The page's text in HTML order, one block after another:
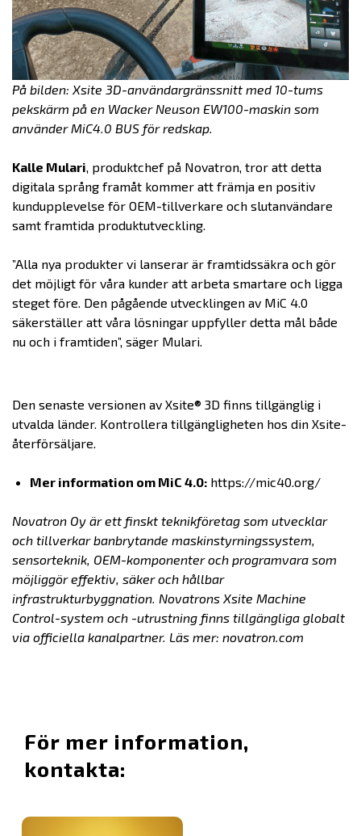
På bilden: Xsite 3D-användargränssnitt med 10-tums
pekskärm på en Wacker Neuson EW100-maskin som
använder MiC4.0 BUS för redskap.
Kalle Mulari, produktchef på Novatron, tror att detta
digitala språng framåt kommer att främja en positiv
kundupplevelse för OEM-tillverkare och slutanvändare
samt framtida produktutveckling.
”Alla nya produkter vi lanserar är framtidssäkra och gör
det möjligt för våra kunder att arbeta smartare och ligga
steget före. Den pågående utvecklingen av MiC 4.0
säkerställer att våra lösningar uppfyller detta mål både
nu och i framtiden”, säger Mulari.
Den senaste versionen av Xsite® 3D finns tillgänglig i
utvalda länder. Kontrollera tillgängligheten hos din Xsite-
återförsäljare.
Mer information om MiC 4.0: https://mic40.org/
Novatron Oy är ett finskt teknikföretag som utvecklar
och tillverkar banbrytande maskinstyrningssystem,
sensorteknik, OEM-komponenter och programvara som
möjliggör effektiv, säker och hållbar
infrastrukturbyggnation. Novatrons Xsite Machine
Control-system och -utrustning finns tillgängliga globalt
via officiella kanalpartner. Läs mer: novatron.com
För mer information,
kontakta: